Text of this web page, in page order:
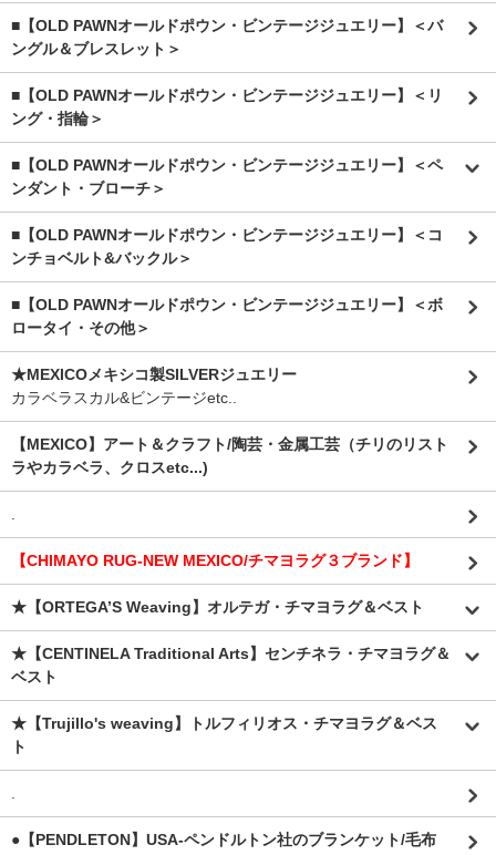
■【OLD PAWNオールドポウン・ビンテージジュエリー】＜バ
ングル＆ブレスレット＞
■【OLD PAWNオールドポウン・ビンテージジュエリー】＜リ
ング・指輪＞
■【OLD PAWNオールドポウン・ビンテージジュエリー】＜ペ
ンダント・ブローチ＞
■【OLD PAWNオールドポウン・ビンテージジュエリー】＜コ
ンチョベルト&バックル＞
■【OLD PAWNオールドポウン・ビンテージジュエリー】＜ボ
ロータイ・その他＞
★MEXICOメキシコ製SILVERジュエリー
カラベラスカル&ビンテージetc..
【MEXICO】アート＆クラフト/陶芸・金属工芸（チリのリスト
ラやカラベラ、クロスetc...)
.
【CHIMAYO RUG-NEW MEXICO/チマヨラグ３ブランド】
★【ORTEGA’S Weaving】オルテガ・チマヨラグ＆ベスト
★【CENTINELA Traditional Arts】センチネラ・チマヨラグ＆
ベスト
★【Trujillo's weaving】トルフィリオス・チマヨラグ＆ベス
ト
.
●【PENDLETON】USA-ペンドルトン社のブランケット/毛布